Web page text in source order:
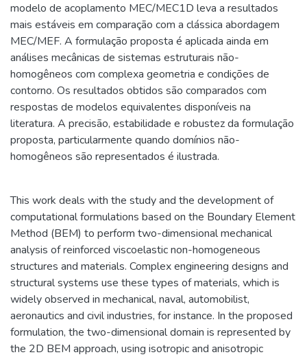
modelo de acoplamento MEC/MEC1D leva a resultados
mais estáveis em comparação com a clássica abordagem
MEC/MEF. A formulação proposta é aplicada ainda em
análises mecânicas de sistemas estruturais não-
homogêneos com complexa geometria e condições de
contorno. Os resultados obtidos são comparados com
respostas de modelos equivalentes disponíveis na
literatura. A precisão, estabilidade e robustez da formulação
proposta, particularmente quando domínios não-
homogêneos são representados é ilustrada.
This work deals with the study and the development of
computational formulations based on the Boundary Element
Method (BEM) to perform two-dimensional mechanical
analysis of reinforced viscoelastic non-homogeneous
structures and materials. Complex engineering designs and
structural systems use these types of materials, which is
widely observed in mechanical, naval, automobilist,
aeronautics and civil industries, for instance. In the proposed
formulation, the two-dimensional domain is represented by
the 2D BEM approach, using isotropic and anisotropic